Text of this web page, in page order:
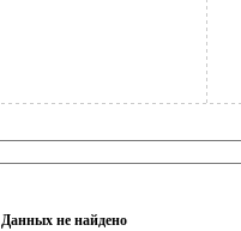
Данных не найдено